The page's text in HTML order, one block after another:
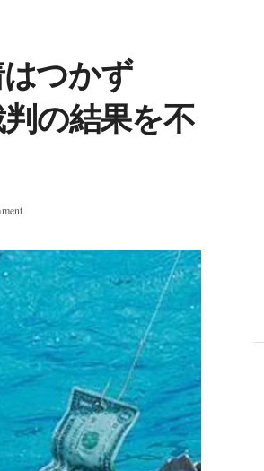
はつかず
の結果を不